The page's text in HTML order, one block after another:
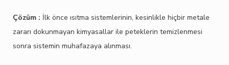
Çözüm : İlk önce ısıtma sistemlerinin, kesinlikle hiçbir metale
zararı dokunmayan kimyasallar ile peteklerin temizlenmesi
sonra sistemin muhafazaya alınması.